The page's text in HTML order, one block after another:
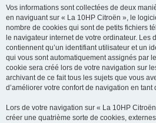
Vos informations sont collectées de deux
en naviguant sur « La 10HP Citroën », le
nombre de cookies qui sont de petits fichiers
le navigateur internet de votre ordinateur. Les
contiennent qu’un identifiant utilisateur et un
qui vous sont automatiquement assignés par
cookie sera créé lors de votre navigation sur
archivant de ce fait tous les sujets que vous
d’améliorer votre confort de navigation en tant
Lors de votre navigation sur « La 10HP
créer une quatrième sorte de cookies,